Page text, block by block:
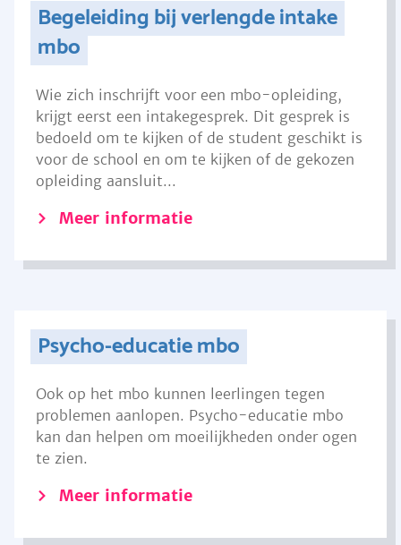
Begeleiding bij verlengde intake
mbo
Wie zich inschrijft voor een mbo-opleiding,
krijgt eerst een intakegesprek. Dit gesprek is
bedoeld om te kijken of de student geschikt is
voor de school en om te kijken of de gekozen
opleiding aansluit...
Meer informatie
Psycho-educatie mbo
Ook op het mbo kunnen leerlingen tegen
problemen aanlopen. Psycho-educatie mbo
kan dan helpen om moeilijkheden onder ogen
te zien.
Meer informatie